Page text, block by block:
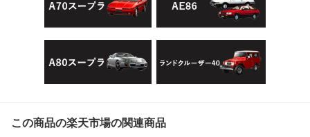
この商品の楽天市場の関連商品